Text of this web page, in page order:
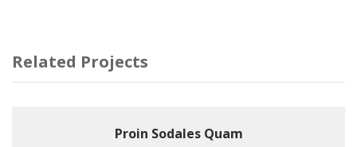
Related Projects
Proin Sodales Quam